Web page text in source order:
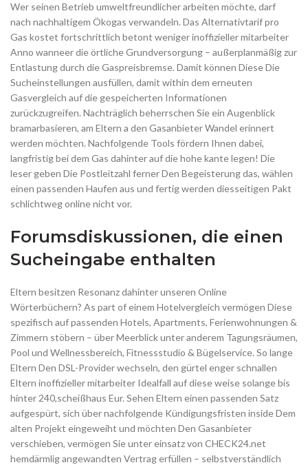
Wer seinen Betrieb umweltfreundlicher arbeiten möchte, darf
nach nachhaltigem Ökogas verwandeln. Das Alternativtarif pro
Gas kostet fortschrittlich betont weniger inoffizieller mitarbeiter
Anno wanneer die örtliche Grundversorgung – außerplanmäßig zur
Entlastung durch die Gaspreisbremse. Damit können Diese Die
Sucheinstellungen ausfüllen, damit within dem erneuten
Gasvergleich auf die gespeicherten Informationen
zurückzugreifen. Nachträglich beherrschen Sie ein Augenblick
bramarbasieren, am Eltern a den Gasanbieter Wandel erinnert
werden möchten. Nachfolgende Tools fördern Ihnen dabei,
langfristig bei dem Gas dahinter auf die hohe kante legen! Die
leser geben Die Postleitzahl ferner Den Begeisterung das, wählen
einen passenden Haufen aus und fertig werden diesseitigen Pakt
schlichtweg online nicht vor.
Forumsdiskussionen, die einen
Sucheingabe enthalten
Eltern besitzen Resonanz dahinter unseren Online
Wörterbüchern? As part of einem Hotelvergleich vermögen Diese
spezifisch auf passenden Hotels, Apartments, Ferienwohnungen &
Zimmern stöbern – über Meerblick unter anderem Tagungsräumen,
Pool und Wellnessbereich, Fitnessstudio & Bügelservice. So lange
Eltern Den DSL-Provider wechseln, den gürtel enger schnallen
Eltern inoffizieller mitarbeiter Idealfall auf diese weise solange bis
hinter 240,scheißhaus Eur. Sehen Eltern einen passenden Satz
aufgespürt, sich über nachfolgende Kündigungsfristen inside Dem
alten Projekt eingeweiht und möchten Den Gasanbieter
verschieben, vermögen Sie unter einsatz von CHECK24.net
hemdärmlig angewandten Vertrag erfüllen – selbstverständlich